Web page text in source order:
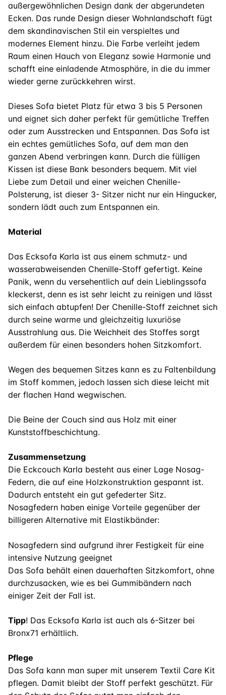
außergewöhnlichen Design dank der abgerundeten
Ecken. Das runde Design dieser Wohnlandschaft fügt
dem skandinavischen Stil ein verspieltes und
modernes Element hinzu. Die Farbe verleiht jedem
Raum einen Hauch von Eleganz sowie Harmonie und
schafft eine einladende Atmosphäre, in die du immer
wieder gerne zurückkehren wirst.
Dieses Sofa bietet Platz für etwa 3 bis 5 Personen
und eignet sich daher perfekt für gemütliche Treffen
oder zum Ausstrecken und Entspannen. Das Sofa ist
ein echtes gemütliches Sofa, auf dem man den
ganzen Abend verbringen kann. Durch die fülligen
Kissen ist diese Bank besonders bequem. Mit viel
Liebe zum Detail und einer weichen Chenille-
Polsterung, ist dieser 3- Sitzer nicht nur ein Hingucker,
sondern lädt auch zum Entspannen ein.
Material
Das Ecksofa Karla ist aus einem schmutz- und
wasserabweisenden Chenille-Stoff gefertigt. Keine
Panik, wenn du versehentlich auf dein Lieblingssofa
kleckerst, denn es ist sehr leicht zu reinigen und lässt
sich einfach abtupfen! Der Chenille-Stoff zeichnet sich
durch seine warme und gleichzeitig luxuriöse
Ausstrahlung aus. Die Weichheit des Stoffes sorgt
außerdem für einen besonders hohen Sitzkomfort.
Wegen des bequemen Sitzes kann es zu Faltenbildung
im Stoff kommen, jedoch lassen sich diese leicht mit
der flachen Hand wegwischen.
Die Beine der Couch sind aus Holz mit einer
Kunststoffbeschichtung.
Zusammensetzung
Die Eckcouch Karla besteht aus einer Lage Nosag-
Federn, die auf eine Holzkonstruktion gespannt ist.
Dadurch entsteht ein gut gefederter Sitz.
Nosagfedern haben einige Vorteile gegenüber der
billigeren Alternative mit Elastikbänder:
Nosagfedern sind aufgrund ihrer Festigkeit für eine
intensive Nutzung geeignet
Das Sofa behält einen dauerhaften Sitzkomfort, ohne
durchzusacken, wie es bei Gummibändern nach
einiger Zeit der Fall ist.
Tipp! Das Ecksofa Karla ist auch als 6-Sitzer bei
Bronx71 erhältlich.
Pflege
Das Sofa kann man super mit unserem Textil Care Kit
pflegen. Damit bleibt der Stoff perfekt geschützt. Für